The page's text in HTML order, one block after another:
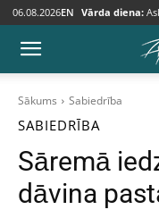
06.08.2026EN Vārda diena:
Sākums Sabiedrība
SABIEDRĪBA
Sāremā
dāvina